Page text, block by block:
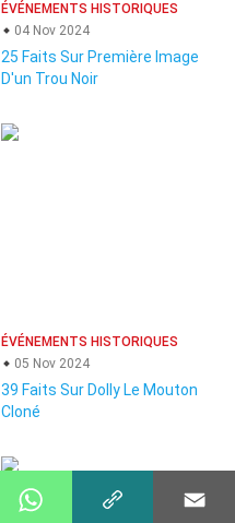
ÉVÉNEMENTS HISTORIQUES
04 Nov 2024
25 Faits Sur Première Image
D'un Trou Noir
ÉVÉNEMENTS HISTORIQUES
05 Nov 2024
39 Faits Sur Dolly Le Mouton
Cloné